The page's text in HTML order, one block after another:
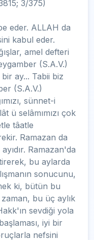
3/375)
eder. ALLAH da
kabul eder.
amel defteri
(S.A.V.)
ay... Tabii biz
(S.A.V.)
sünnet-i
ü selâmımızı çok
tâatle
Ramazan da
Ramazan'da
bu aylarda
sonucunu,
ki, bütün bu
bu üç aylık
sevdiği yola
iyi bir
nefsini